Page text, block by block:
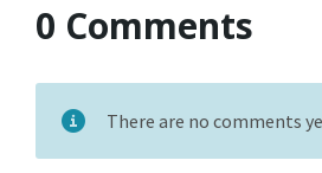
0 Comments
There are no comments